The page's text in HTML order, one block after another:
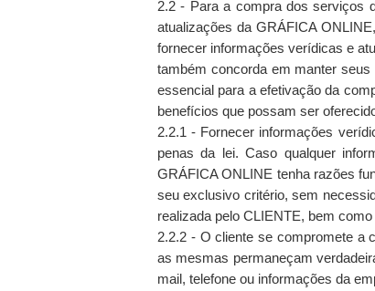
2.2 - Para a compra dos serviços
atualizações da GRÁFICA
fornecer informações verídicas e
também concorda em manter
essencial para a efetivação da
benefícios que possam ser
2.2.1 - Fornecer informações
penas da lei. Caso qualquer
GRÁFICA ONLINE tenha razões
seu exclusivo critério, sem
realizada pelo CLIENTE, bem
2.2.2 - O cliente se compromete a
as mesmas permaneçam
mail, telefone ou informações da